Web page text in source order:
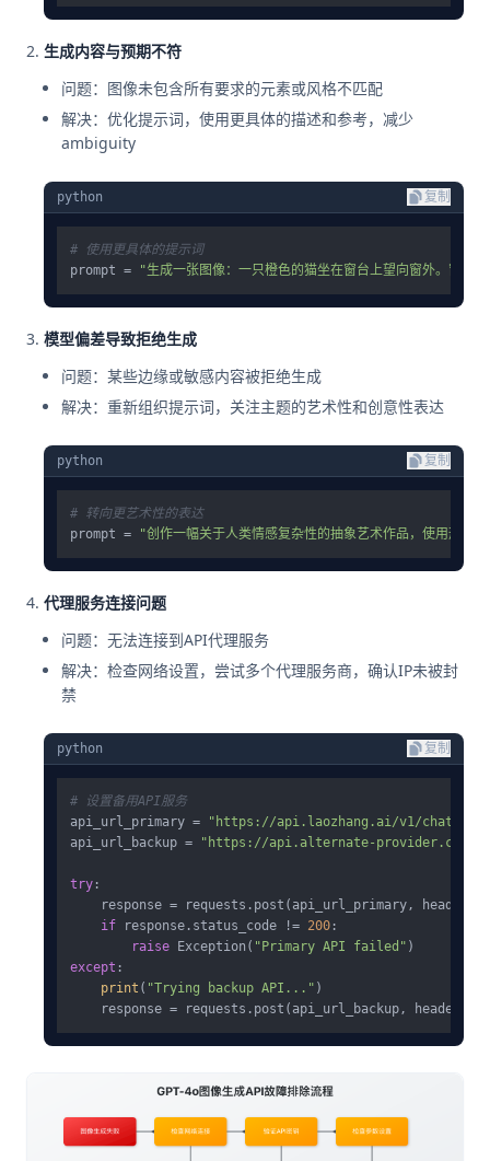
生成内容与预期不符
问题：图像未包含所有要求的元素或风格不匹配
解决：优化提示词，使用更具体的描述和参考，减少
ambiguity
python 复制
# 使用更具体的提示词
prompt =
"生成一张图像：一只橙色的猫坐在窗台上望向窗外。窗外
模型偏差导致拒绝生成
问题：某些边缘或敏感内容被拒绝生成
解决：重新组织提示词，关注主题的艺术性和创意性表达
python 复制
# 转向更艺术性的表达
prompt =
"创作一幅关于人类情感复杂性的抽象艺术作品，使用形状
代理服务连接问题
问题：无法连接到API代理服务
解决：检查网络设置，尝试多个代理服务商，确认IP未被封
禁
python 复制
# 设置备用API服务
api_url_primary =
"https://api.laozhang.ai/v1/chat/
api_url_backup =
"https://api.alternate-provider.com/
try :
response = requests.post(api_url_primary,
if response.status_code != 200 :
raise Exception( "Primary API failed"
except :
print ( "Trying backup API..." )
response = requests.post(api_url_backup,